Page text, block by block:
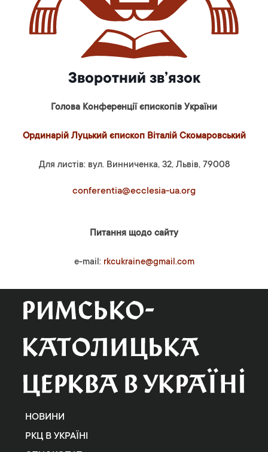
Зворотний зв’язок
Голова Конференції єпископів України
Ординарій Луцький єпископ Віталій Скомаровський
Для листів: вул. Винниченка, 32, Львів, 79008
conferentia@ecclesia-ua.org
Питання щодо сайту
e-mail: rkcukraine@gmail.com
НОВИНИ
РКЦ В УКРАЇНІ